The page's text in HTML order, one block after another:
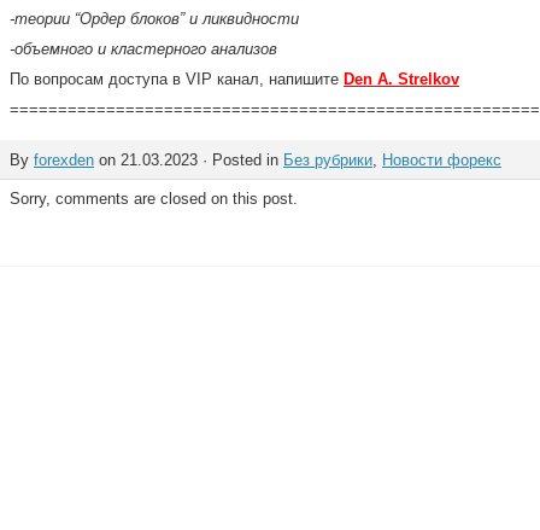
-теории “Ордер блоков” и ликвидности
-объемного и кластерного анализов
По вопросам доступа в VIP канал, напишите Den A. Strelkov
By forexden on 21.03.2023 · Posted in Без рубрики, Новости форекс
Sorry, comments are closed on this post.